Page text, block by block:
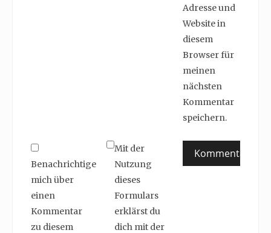
Adresse und
Website in
diesem
Browser für
meinen
nächsten
Kommentar
speichern.
Benachrichtige
mich über
einen
Kommentar
zu diesem
Mit der
Nutzung
dieses
Formulars
erklärst du
dich mit der